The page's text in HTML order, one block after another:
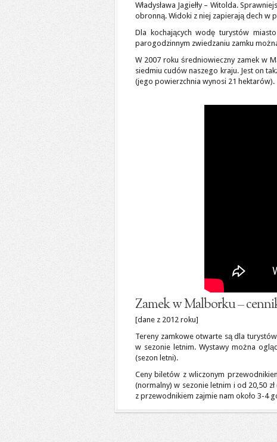
Władysława Jagiełły – Witolda.
obronną. Widoki z niej zapierają dech w
Dla kochających wodę turystów
parogodzinnym zwiedzaniu zamku
W 2007 roku średniowieczny zamek w
siedmiu cudów naszego kraju. Jest on
(jego powierzchnia wynosi 21 hektarów).
Zamek w Malborku –
[dane z 2012 roku]
Tereny zamkowe otwarte są dla
w sezonie letnim. Wystawy można
(sezon letni).
Ceny biletów z wliczonym
(normalny) w sezonie letnim i od 20,50
z przewodnikiem zajmie nam około 3-4